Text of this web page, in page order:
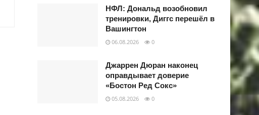
НФЛ: Дональд возобновил
тренировки, Диггс перешёл в
Вашингтон
06.08.2026 0
Джаррен Дюран наконец
оправдывает доверие
«Бостон Ред Сокс»
05.08.2026 0